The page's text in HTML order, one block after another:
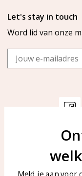
Let's stay in touch
Word lid van onze
Email
Veelgestelde vragen
Sieraden onderhouden
Meld je aan voor